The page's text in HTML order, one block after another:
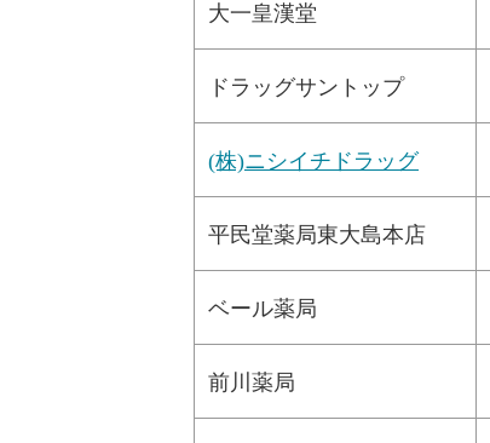
大一皇漢堂
ドラッグサントップ
(株)ニシイチドラッグ
平民堂薬局東大島本店
ベール薬局
前川薬局